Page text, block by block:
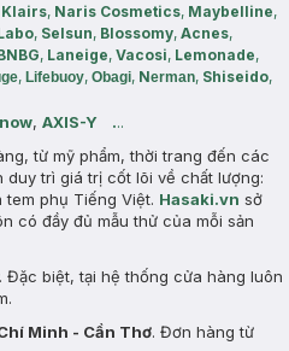
Klairs, Naris Cosmetics, Maybelline,
, Selsun, Blossomy, Acnes,
, Laneige, Vacosi, Lemonade,
, Lifebuoy, Obagi, Nerman, Shiseido,
, AXIS-Y ...
từ mỹ phẩm, thời trang đến các
duy trì giá trị cốt lõi về chất lượng:
phụ Tiếng Việt. Hasaki.vn sở
có đầy đủ mẫu thử của mỗi sản
Đặc biệt, tại hệ thống cửa hàng luôn
Minh - Cần Thơ. Đơn hàng từ